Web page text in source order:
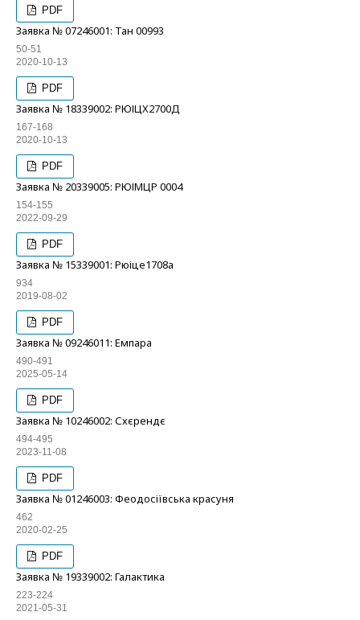
PDF
Заявка № 07246001: Тан 00993
50-51
2020-10-13
PDF
Заявка № 18339002: РЮІЦХ2700Д
167-168
2020-10-13
PDF
Заявка № 20339005: РЮІМЦР 0004
154-155
2022-09-29
PDF
Заявка № 15339001: Рюіце1708а
934
2019-08-02
PDF
Заявка № 09246011: Емпара
490-491
2025-05-14
PDF
Заявка № 10246002: Схєрендє
494-495
2023-11-08
PDF
Заявка № 01246003: Феодосіївська красуня
462
2020-02-25
PDF
Заявка № 19339002: Галактика
223-224
2021-05-31